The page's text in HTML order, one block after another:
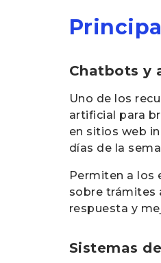
Chatbots y
Uno de los
artificial para
en sitios web
días de la
Permiten a los
sobre trámites
respuesta y
Sistemas